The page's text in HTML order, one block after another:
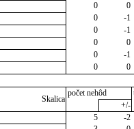
0 0
0 -1
0 -1
0 0
0 -1
0 0
Skalica
počet nehôd
+/-
5 -2